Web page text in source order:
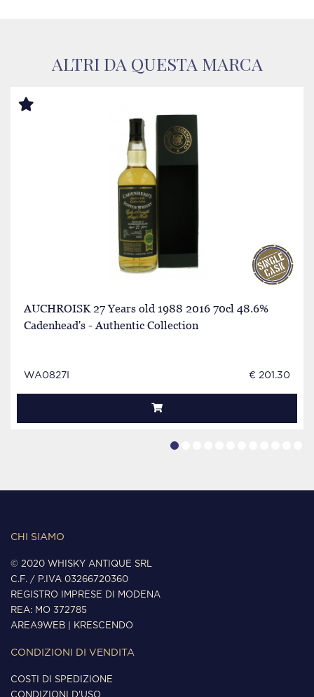
ALTRI DA QUESTA MARCA
AUCHROISK 27 Years old 1988 2016 70cl 48.6%
Cadenhead's - Authentic Collection
WA0827I € 201.30
CHI SIAMO
© 2020 WHISKY ANTIQUE SRL
C.F. / P.IVA 03266720360
REGISTRO IMPRESE DI MODENA
REA: MO 372785
AREA9WEB
KRESCENDO
CONDIZIONI DI VENDITA
COSTI DI SPEDIZIONE